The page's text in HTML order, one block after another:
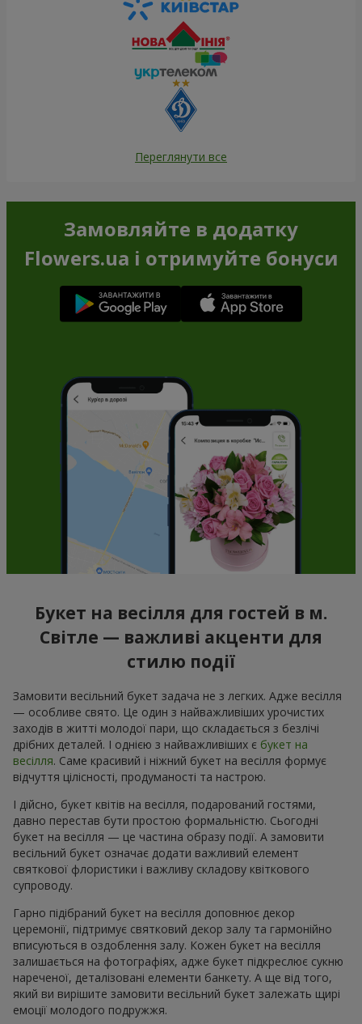
Переглянути все
Замовляйте в додатку
Flowers.ua і отримуйте бонуси
Букет на весілля для гостей в м.
Світле — важливі акценти для
стилю події
Замовити весільний букет задача не з легких. Адже весілля
— особливе свято. Це один з найважливіших урочистих
заходів в житті молодої пари, що складається з безлічі
дрібних деталей. І однією з найважливіших є букет на
весілля. Саме красивий і ніжний букет на весілля формує
відчуття цілісності, продуманості та настрою.
І дійсно, букет квітів на весілля, подарований гостями,
давно перестав бути простою формальністю. Сьогодні
букет на весілля — це частина образу події. А замовити
весільний букет означає додати важливий елемент
святкової флористики і важливу складову квіткового
супроводу.
Гарно підібраний букет на весілля доповнює декор
церемонії, підтримує святковий декор залу та гармонійно
вписуються в оздоблення залу. Кожен букет на весілля
залишається на фотографіях, адже букет підкреслює сукню
нареченої, деталізовані елементи банкету. А ще від того,
який ви вирішите замовити весільний букет залежать щирі
емоції молодого подружжя.